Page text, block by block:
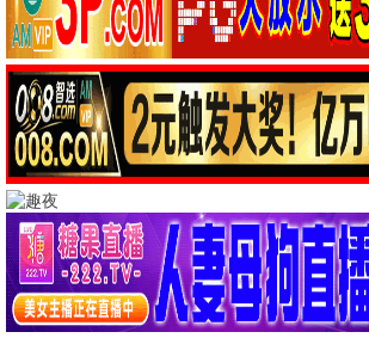
动作大片 科幻冒险